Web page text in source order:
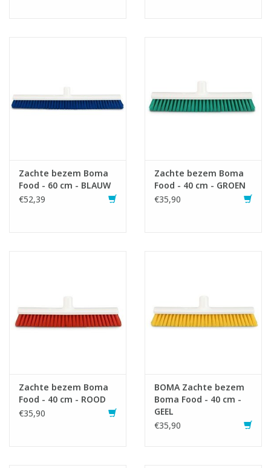
Zachte bezem Boma
Food - 60 cm - BLAUW
€52,39
Zachte bezem Boma
Food - 40 cm - GROEN
€35,90
Zachte bezem Boma
Food - 40 cm - ROOD
€35,90
BOMA Zachte bezem
Boma Food - 40 cm -
GEEL
€35,90